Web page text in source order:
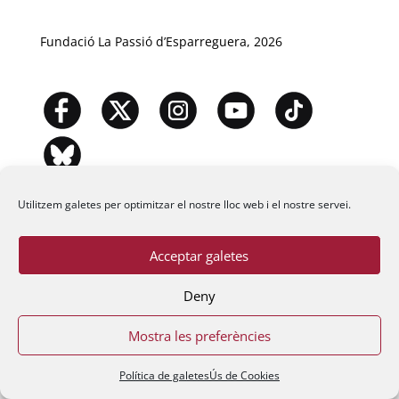
Utilitzem galetes per optimitzar el nostre lloc web i el nostre servei.
Acceptar galetes
Deny
Mostra les preferències
Política de galetesÚs de Cookies
Fundació La Passió d’Esparreguera, 2026